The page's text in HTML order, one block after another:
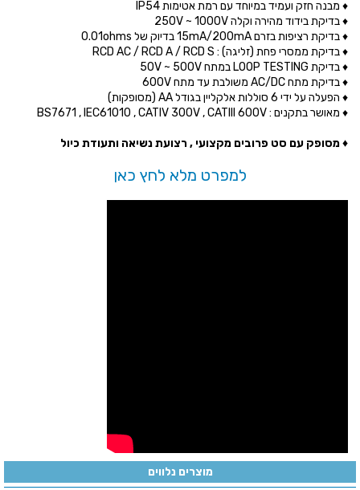
♦ מבנה חזק ועמיד במיוחד עם רמת אטימות IP54
♦ בדיקת בידוד מהירה וקלה 250V ~ 1000V
♦ בדיקת רציפות בזרם 15mA/200mA בדיוק של 0.01ohms
♦ בדיקת ממסרי פחת (זליגה) : RCD AC / RCD A / RCD S
♦ בדיקת LOOP TESTING במתח 50V ~ 500V
♦ בדיקת מתח AC/DC משולבת עד מתח 600V
♦ הפעלה על ידי 6 סוללות אלקליין בגודל AA (מסופקות)
♦ מאושר בתקנים : BS7671 , IEC61010 , CATIV 300V , CATIII 600V
♦ מסופק עם סט פרובים מקצועי , רצועת נשיאה ותעודת כיול
למפרט מלא לחץ כאן
מוצרים נלווים